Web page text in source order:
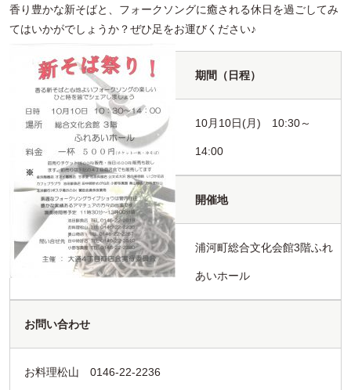
香り豊かな新そばと、フォークソングに癒される休日を過ごしてみ
てはいかがでしょうか？ぜひ足をお運びください♪
期間（日程）
10月10日(月) 10:30～
14:00
開催地
浦河町総合文化会館3階ふれ
あいホール
お問い合わせ
お料理松山 0146-22-2236